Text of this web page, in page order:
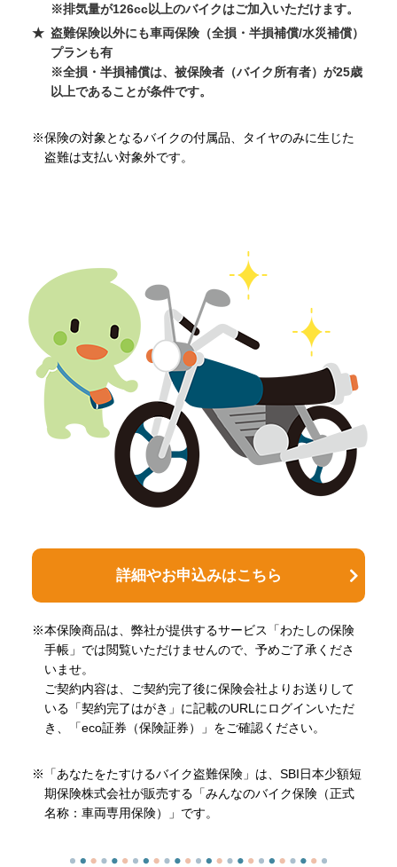
※排気量が126cc以上のバイクはご加入いただけます。
盗難保険以外にも車両保険（全損・半損補償/水災補償）
プランも有
※全損・半損補償は、被保険者（バイク所有者）が25歳
以上であることが条件です。
※保険の対象となるバイクの付属品、タイヤのみに生じた
盗難は支払い対象外です。
詳細やお申込みはこちら
※本保険商品は、弊社が提供するサービス「わたしの保険
手帳」では閲覧いただけませんので、予めご了承くださ
いませ。
ご契約内容は、ご契約完了後に保険会社よりお送りして
いる「契約完了はがき」に記載のURLにログインいただ
き、「eco証券（保険証券）」をご確認ください。
※「あなたをたすけるバイク盗難保険」は、SBI日本少額短
期保険株式会社が販売する「みんなのバイク保険（正式
名称：車両専用保険）」です。